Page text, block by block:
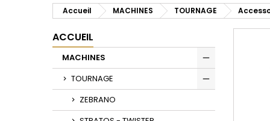
Accueil MACHINES TOURNAGE
ACCUEIL
MACHINES
TOURNAGE
ZEBRANO